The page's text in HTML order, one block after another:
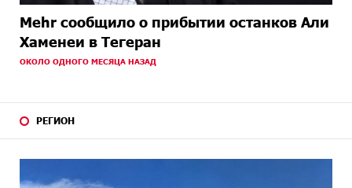
Mehr сообщило о прибытии останков Али
Хаменеи в Тегеран
ОКОЛО ОДНОГО МЕСЯЦА НАЗАД
РЕГИОН